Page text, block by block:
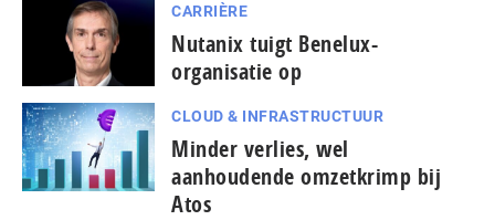
CARRIÈRE
Nutanix tuigt Benelux-
organisatie op
CLOUD & INFRASTRUCTUUR
Minder verlies, wel
aanhoudende omzetkrimp bij
Atos